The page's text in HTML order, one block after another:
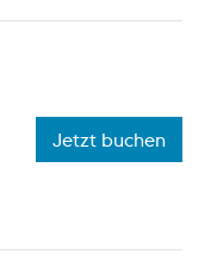
Jetzt buchen